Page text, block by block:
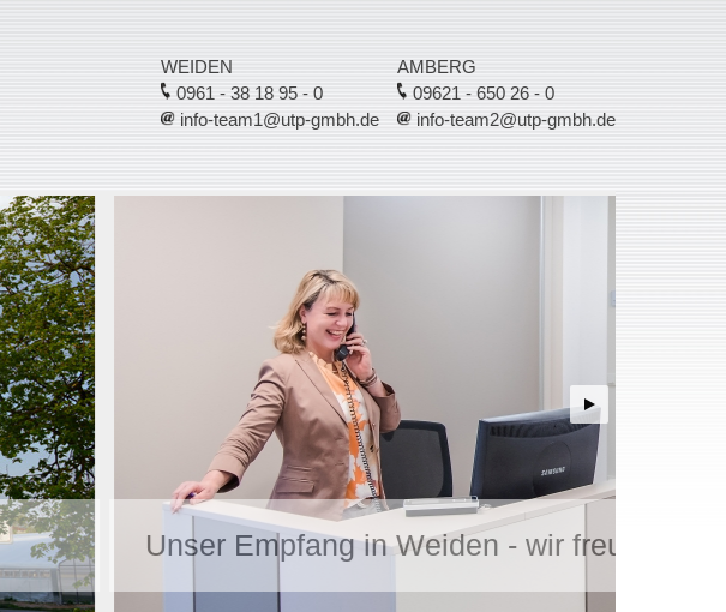
AMBERG
09621 - 650 26 - 0
info-team2@utp-gmbh.de
WEIDEN
0961 - 38 18 95 - 0
info-team1@utp-gmbh.de
uns auf Sie